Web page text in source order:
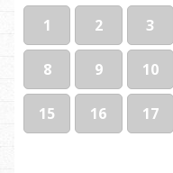
1 2 3
8 9 10
15 16 17